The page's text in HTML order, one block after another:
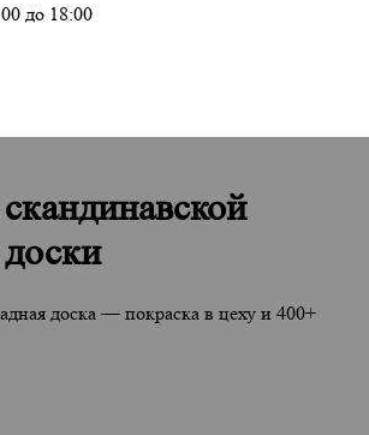
до 18:00
доска — покраска в цеху и 400+